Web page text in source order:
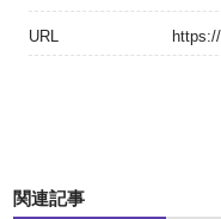
URL
関連記事